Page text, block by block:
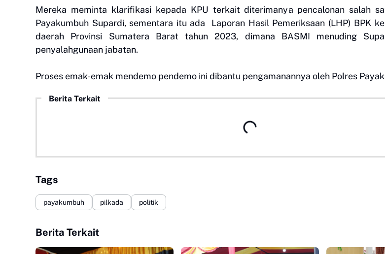
Mereka meminta klarifikasi kepada KPU terkait diterimanya pencalonan salah
Payakumbuh Supardi, sementara itu ada Laporan Hasil Pemeriksaan (LHP) BPK
daerah Provinsi Sumatera Barat tahun 2023, dimana BASMI menuding
penyalahgunaan jabatan.
Proses emak-emak mendemo pendemo ini dibantu pengamanannya oleh Polres
Berita Terkait
Tags
payakumbuh pilkada politik
Berita Terkait